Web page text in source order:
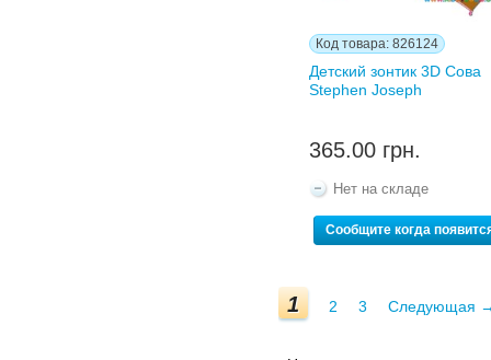
Код товара: 826124
Детский зонтик 3D Сова
Stephen Joseph
365.00 грн.
Нет на складе
Сообщите когда
1 2 3 Следующая